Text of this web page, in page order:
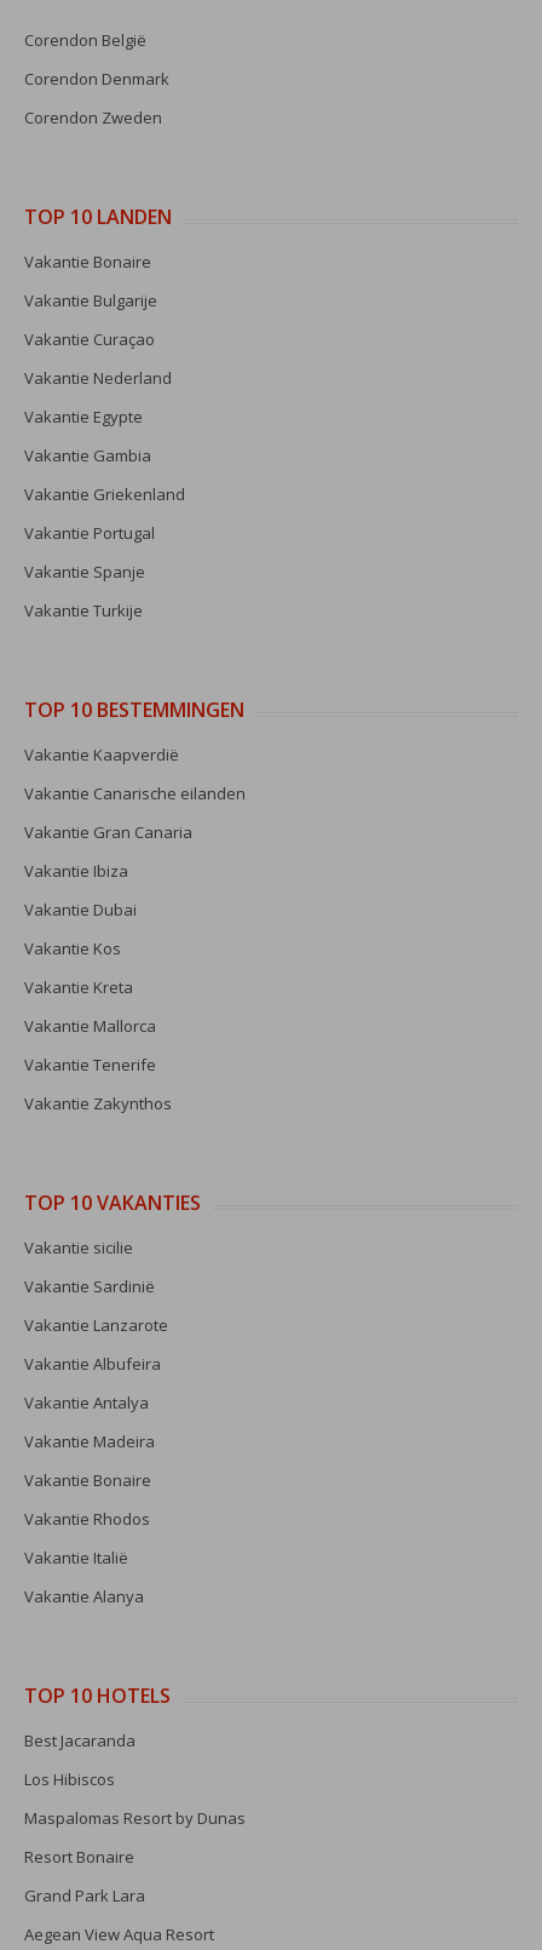
Corendon België
Corendon Denmark
Corendon Zweden
TOP 10 LANDEN
Vakantie Bonaire
Vakantie Bulgarije
Vakantie Curaçao
Vakantie Nederland
Vakantie Egypte
Vakantie Gambia
Vakantie Griekenland
Vakantie Portugal
Vakantie Spanje
Vakantie Turkije
TOP 10 BESTEMMINGEN
Vakantie Kaapverdië
Vakantie Canarische eilanden
Vakantie Gran Canaria
Vakantie Ibiza
Vakantie Dubai
Vakantie Kos
Vakantie Kreta
Vakantie Mallorca
Vakantie Tenerife
Vakantie Zakynthos
TOP 10 VAKANTIES
Vakantie sicilie
Vakantie Sardinië
Vakantie Lanzarote
Vakantie Albufeira
Vakantie Antalya
Vakantie Madeira
Vakantie Bonaire
Vakantie Rhodos
Vakantie Italië
Vakantie Alanya
TOP 10 HOTELS
Best Jacaranda
Los Hibiscos
Maspalomas Resort by Dunas
Resort Bonaire
Grand Park Lara
Aegean View Aqua Resort